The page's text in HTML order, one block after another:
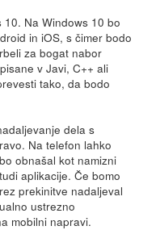
Na Windows 10 bo
in iOS, s čimer bodo
za bogat nabor
v Javi, C++ ali
tako, da bodo
dela s
Na telefon lahko
obnašal kot namizni
aplikacije. Če bomo
prekinitve nadaljeval
ustrezno
mobilni napravi.